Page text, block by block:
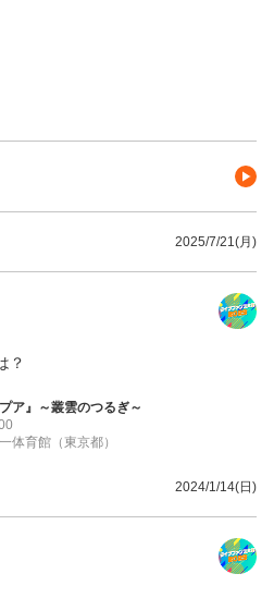
。 14. 海馬成長痛 安
！ それなだけに残念ポイン
レンジ辞めてほしい。。。 盛り上
原曲に忠実
16. アンチモン 新
た！！ 低音とAcaねさんの高音が
ブハウスで踊りながら聞きたい。
た！ 18. マイノリティ
辞儀がゾンビを意識してて可愛か
最高にかっこよかった！！ 21.
ですね！ 最高にかっこよかった！
い世界観に引き込まれます！
日空けておき
2025/7/21(月)
？
ア』～叢雲のつるぎ～
体育館（東京都）
2024/1/14(日)